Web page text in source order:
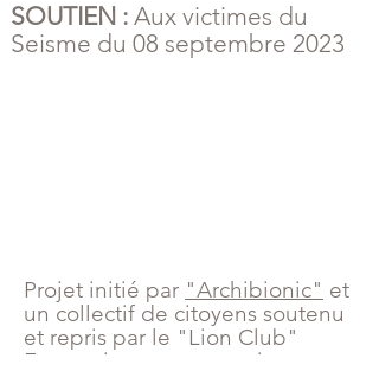
SOUTIEN : Aux victimes du
Seisme du 08 septembre 2023
Projet initié par "Archibionic" et
un collectif de citoyens soutenu
et repris par le "Lion Club"
Esssaouira en partenariat avec